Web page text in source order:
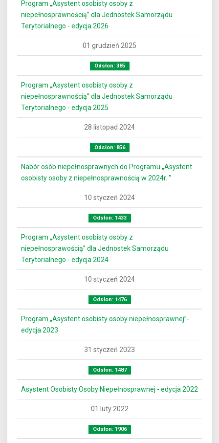
Program „Asystent osobisty osoby z
niepełnosprawnością” dla Jednostek Samorządu
Terytorialnego - edycja 2026
01 grudzień 2025
Odsłon: 385
Program „Asystent osobisty osoby z
niepełnosprawnością” dla Jednostek Samorządu
Terytorialnego - edycja 2025
28 listopad 2024
Odsłon: 856
Nabór osób niepełnosprawnych do Programu „Asystent
osobisty osoby z niepełnosprawnością w 2024r. "
10 styczeń 2024
Odsłon: 1433
Program „Asystent osobisty osoby z
niepełnosprawością” dla Jednostek Samorządu
Terytorialnego - edycja 2024
10 styczeń 2024
Odsłon: 1476
Program „Asystent osobisty osoby niepełnosprawnej”-
edycja 2023
31 styczeń 2023
Odsłon: 1487
Asystent Osobisty Osoby Niepełnosprawnej - edycja 2022
01 luty 2022
Odsłon: 1906